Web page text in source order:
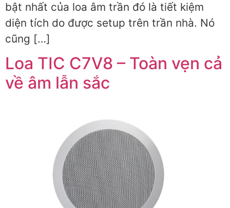
bật nhất của loa âm trần đó là tiết kiệm
diện tích do được setup trên trần nhà. Nó
cũng […]
Loa TIC C7V8 – Toàn vẹn cả
về âm lẫn sắc